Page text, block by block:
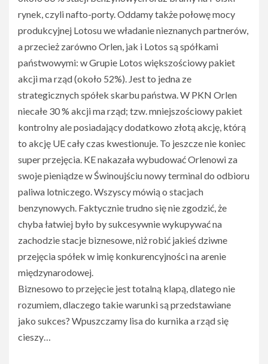
rynek, czyli nafto-porty. Oddamy także połowę mocy
produkcyjnej Lotosu we władanie nieznanych partnerów,
a przecież zarówno Orlen, jak i Lotos są spółkami
państwowymi: w Grupie Lotos większościowy pakiet
akcji ma rząd (około 52%). Jest to jedna ze
strategicznych spółek skarbu państwa. W PKN Orlen
niecałe 30 % akcji ma rząd; tzw. mniejszościowy pakiet
kontrolny ale posiadający dodatkowo złotą akcję, którą
to akcję UE cały czas kwestionuje. To jeszcze nie koniec
super przejęcia. KE nakazała wybudować Orlenowi za
swoje pieniądze w Świnoujściu nowy terminal do odbioru
paliwa lotniczego. Wszyscy mówią o stacjach
benzynowych. Faktycznie trudno się nie zgodzić, że
chyba łatwiej było by sukcesywnie wykupywać na
zachodzie stacje biznesowe, niż robić jakieś dziwne
przejęcia spółek w imię konkurencyjności na arenie
międzynarodowej.
Biznesowo to przejęcie jest totalną klapą, dlatego nie
rozumiem, dlaczego takie warunki są przedstawiane
jako sukces? Wpuszczamy lisa do kurnika a rząd się
cieszy…